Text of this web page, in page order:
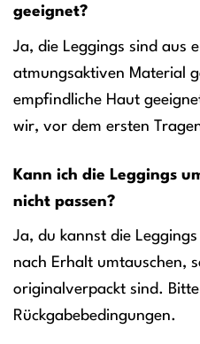
geeignet?
Ja, die Leggings sind aus
atmungsaktiven Material
empfindliche Haut
wir, vor dem ersten
Kann ich die Leggings
nicht passen?
Ja, du kannst die
nach Erhalt umtauschen,
originalverpackt sind.
Rückgabebedingungen.